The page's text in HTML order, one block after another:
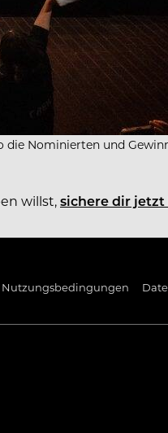
die Nominierten und
willst,sichere dir jetzt
Nutzungsbedingungen